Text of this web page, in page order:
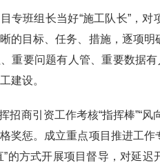
专班组长当好“施工队长”，
的目标、任务、措施，逐项
重要问题有人管、重要数据
建设。
招商引资工作考核“指挥棒”“
奖惩。成立重点项目推进工
的方式开展项目督导，对延